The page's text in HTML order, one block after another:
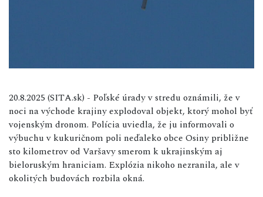
20.8.2025 (SITA.sk) - Poľské úrady v stredu oznámili, že v
noci na východe krajiny explodoval objekt, ktorý mohol byť
vojenským dronom. Polícia uviedla, že ju informovali o
výbuchu v kukuričnom poli neďaleko obce Osiny približne
sto kilometrov od Varšavy smerom k ukrajinským aj
bieloruským hraniciam. Explózia nikoho nezranila, ale v
okolitých budovách rozbila okná.